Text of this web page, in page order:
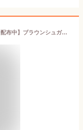
【マラソン限定！最大2000円OFFクーポン配布中】ブラウンシュガーファースト 有機アップルサイダービネガー 300ml 有機JAS